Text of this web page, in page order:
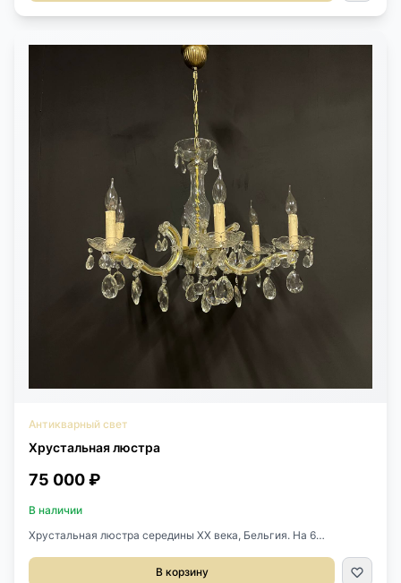
Антикварный свет
Хрустальная люстра
75 000 ₽
В наличии
Хрустальная люстра середины XX века, Бельгия. На 6
Диаметр 70 см
В корзину